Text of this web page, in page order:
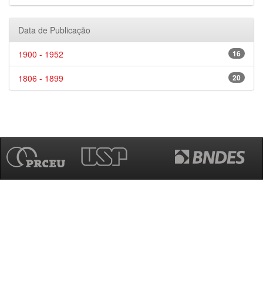
Data de Publicação
16
1900 - 1952
20
1806 - 1899